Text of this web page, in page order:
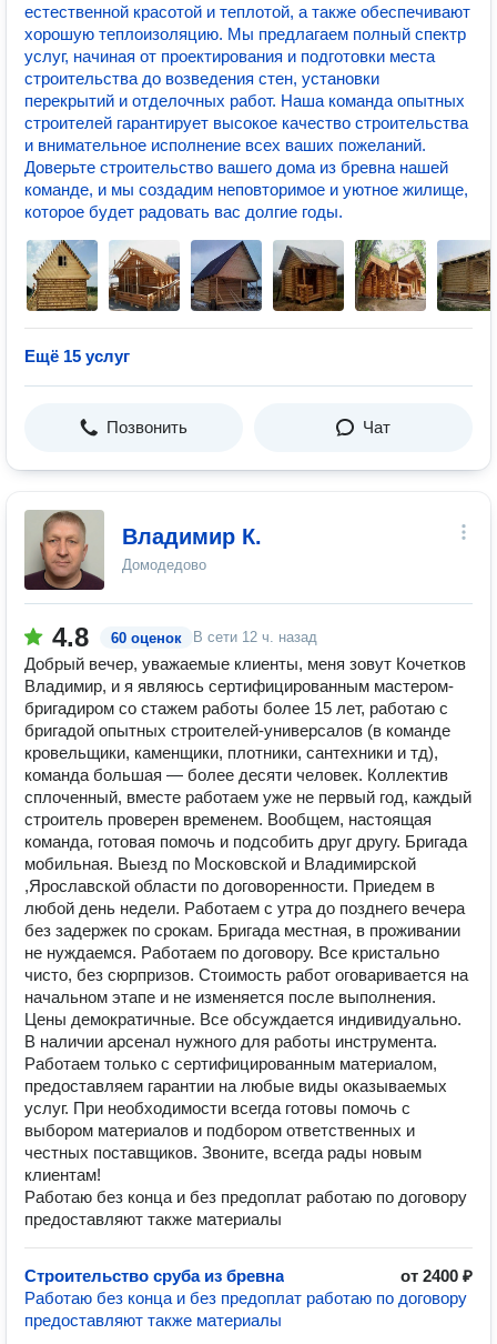
естественной красотой и теплотой, а также обеспечивают
хорошую теплоизоляцию. Мы предлагаем полный спектр
услуг, начиная от проектирования и подготовки места
строительства до возведения стен, установки
перекрытий и отделочных работ. Наша команда опытных
строителей гарантирует высокое качество строительства
и внимательное исполнение всех ваших пожеланий.
Доверьте строительство вашего дома из бревна нашей
команде, и мы создадим неповторимое и уютное жилище,
которое будет радовать вас долгие годы.
Ещё 15 услуг
Позвонить Чат
Владимир К.
Домодедово
4.8 60 оценок В сети 12 ч. назад
Добрый вечер, уважаемые клиенты, меня зовут Кочетков
Владимир, и я являюсь сертифицированным мастером-
бригадиром со стажем работы более 15 лет, работаю с
бригадой опытных строителей-универсалов (в команде
кровельщики, каменщики, плотники, сантехники и тд),
команда большая — более десяти человек. Коллектив
сплоченный, вместе работаем уже не первый год, каждый
строитель проверен временем. Вообщем, настоящая
команда, готовая помочь и подсобить друг другу. Бригада
мобильная. Выезд по Московской и Владимирской
,Ярославской области по договоренности. Приедем в
любой день недели. Работаем с утра до позднего вечера
без задержек по срокам. Бригада местная, в проживании
не нуждаемся. Работаем по договору. Все кристально
чисто, без сюрпризов. Стоимость работ оговаривается на
начальном этапе и не изменяется после выполнения.
Цены демократичные. Все обсуждается индивидуально.
В наличии арсенал нужного для работы инструмента.
Работаем только с сертифицированным материалом,
предоставляем гарантии на любые виды оказываемых
услуг. При необходимости всегда готовы помочь с
выбором материалов и подбором ответственных и
честных поставщиков. Звоните, всегда рады новым
клиентам!
Работаю без конца и без предоплат работаю по договору
предоставляют также материалы
Строительство сруба из бревна
от 2400 ₽
Работаю без конца и без предоплат работаю по договору
предоставляют также материалы